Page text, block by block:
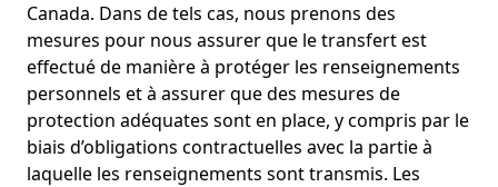
Canada. Dans de tels cas, nous prenons des
mesures pour nous assurer que le transfert est
effectué de manière à protéger les renseignements
personnels et à assurer que des mesures de
protection adéquates sont en place, y compris par le
biais d’obligations contractuelles avec la partie à
laquelle les renseignements sont transmis. Les